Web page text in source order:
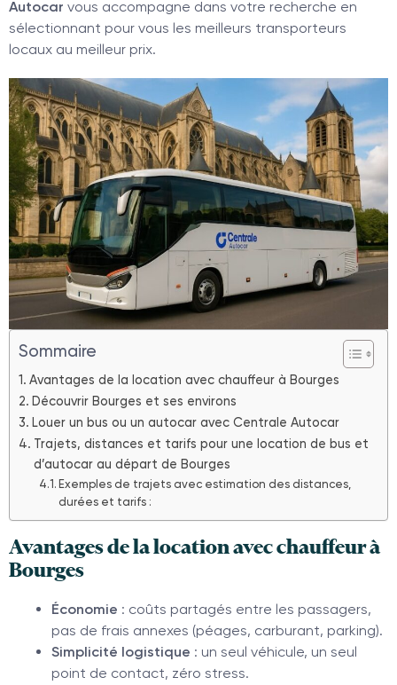
Autocar vous accompagne dans votre recherche en
sélectionnant pour vous les meilleurs transporteurs
locaux au meilleur prix.
Sommaire
Avantages de la location avec chauffeur à Bourges
Découvrir Bourges et ses environs
Louer un bus ou un autocar avec Centrale Autocar
Trajets, distances et tarifs pour une location de bus et
d’autocar au départ de Bourges
Exemples de trajets avec estimation des distances,
durées et tarifs :
Avantages de la location avec chauffeur à
Bourges
Économie : coûts partagés entre les passagers,
pas de frais annexes (péages, carburant, parking).
Simplicité logistique : un seul véhicule, un seul
point de contact, zéro stress.